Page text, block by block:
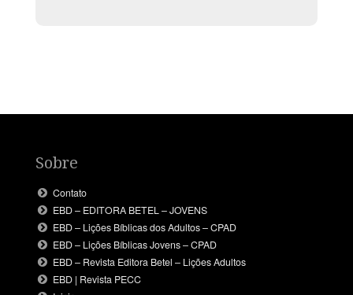
Sobre
Contato
EBD – EDITORA BETEL – JOVENS
EBD – Lições Bíblicas dos Adultos – CPAD
EBD – Lições Bíblicas Jovens – CPAD
EBD – Revista Editora Betel – Lições Adultos
EBD | Revista PECC